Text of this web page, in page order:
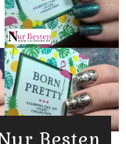
Besten